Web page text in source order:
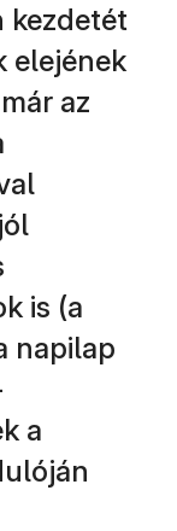
kezdetét
elejének
az
is (a
napilap
a